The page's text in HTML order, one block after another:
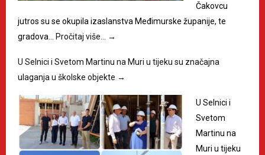
Čakovcu
jutros su se okupila izaslanstva Međimurske županije, te
gradova…
Pročitaj više… →
U Selnici i Svetom Martinu na Muri u tijeku su značajna
ulaganja u školske objekte →
U Selnici i
Svetom
Martinu na
Muri u tijeku